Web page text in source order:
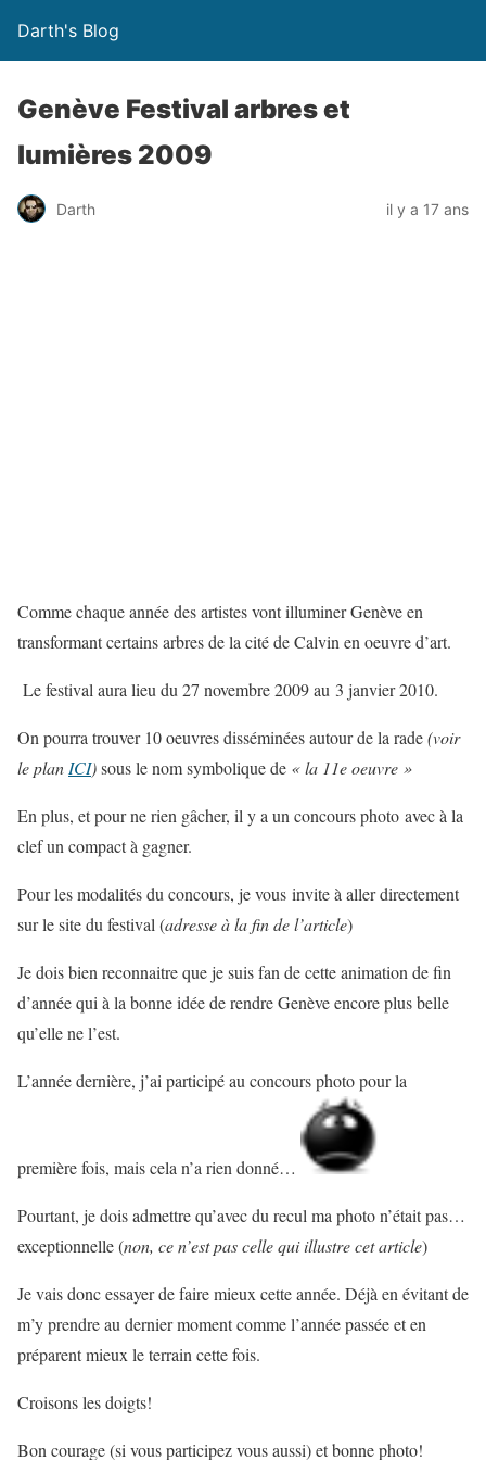
Darth's Blog
Genève Festival arbres et
lumières 2009
Darth il y a 17 ans
Comme chaque année des artistes vont illuminer Genève en
transformant certains arbres de la cité de Calvin en oeuvre d’art.
Le festival aura lieu du 27 novembre 2009 au 3 janvier 2010.
On pourra trouver 10 oeuvres disséminées autour de la rade(voir
le planICI)sous le nom symbolique de « la 11e oeuvre »
En plus, et pour ne rien gâcher, il y a un concours photo avec à la
clef un compact à gagner.
Pour les modalités du concours, je vous invite à aller directement
sur le site du festival (adresse à la fin de l’article)
Je dois bien reconnaitre que je suis fan de cette animation de fin
d’année qui à la bonne idée de rendre Genève encore plus belle
qu’elle ne l’est.
L’année dernière, j’ai participé au concours photo pour la
première fois, mais cela n’a rien donné…
Pourtant, je dois admettre qu’avec du recul ma photo n’était pas…
exceptionnelle (non, ce n’est pas celle qui illustre cet article)
Je vais donc essayer de faire mieux cette année. Déjà en évitant de
m’y prendre au dernier moment comme l’année passée et en
préparent mieux le terrain cette fois.
Croisons les doigts!
Bon courage (si vous participez vous aussi) et bonne photo!